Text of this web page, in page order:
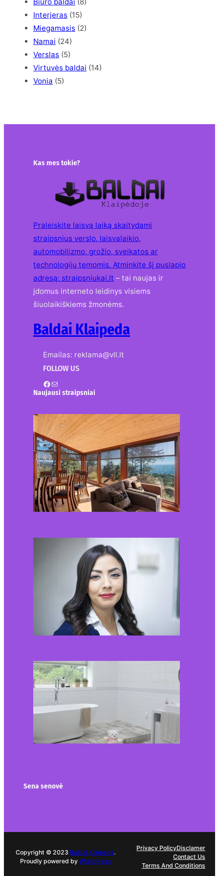
Interjeras (15)
Miegamasis (2)
Namai (24)
Verslas (5)
Virtuvės baldai (14)
Vonia (5)
Kas mes tokie?
Praleiskite laisvą laiką skaitydami
straipsnius verslo, laisvalaikio,
automobilizmo, grožio, sveikatos ar
technologijų temomis. Atminkite šį puslapio
adresą: straipsniukai.lt – tai naujas ir
įdomus interneto leidinys visiems
šiuolaikiškiems žmonėms.
Baldai Klaipeda
Emailas: reklama@vll.lt
FOLLOW US
Facebook Mail
Naujausi straipsniai
Kur nusipirkti medines
žaliuzes Klaipėdoje?
2026-08-01
Kaip miegamojo
atmosfera veikia odos
senėjimą?
2026-06-01
2026-05-12
Sena senovė
Copyright © 2023 Baldai Klaipeda.
Proudly powered by WordPress
Privacy PolicyDisclamer
Contact Us
Terms And Conditions